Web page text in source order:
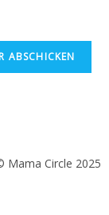
Mama Circle 2025